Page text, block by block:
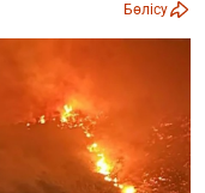
Бөлісу